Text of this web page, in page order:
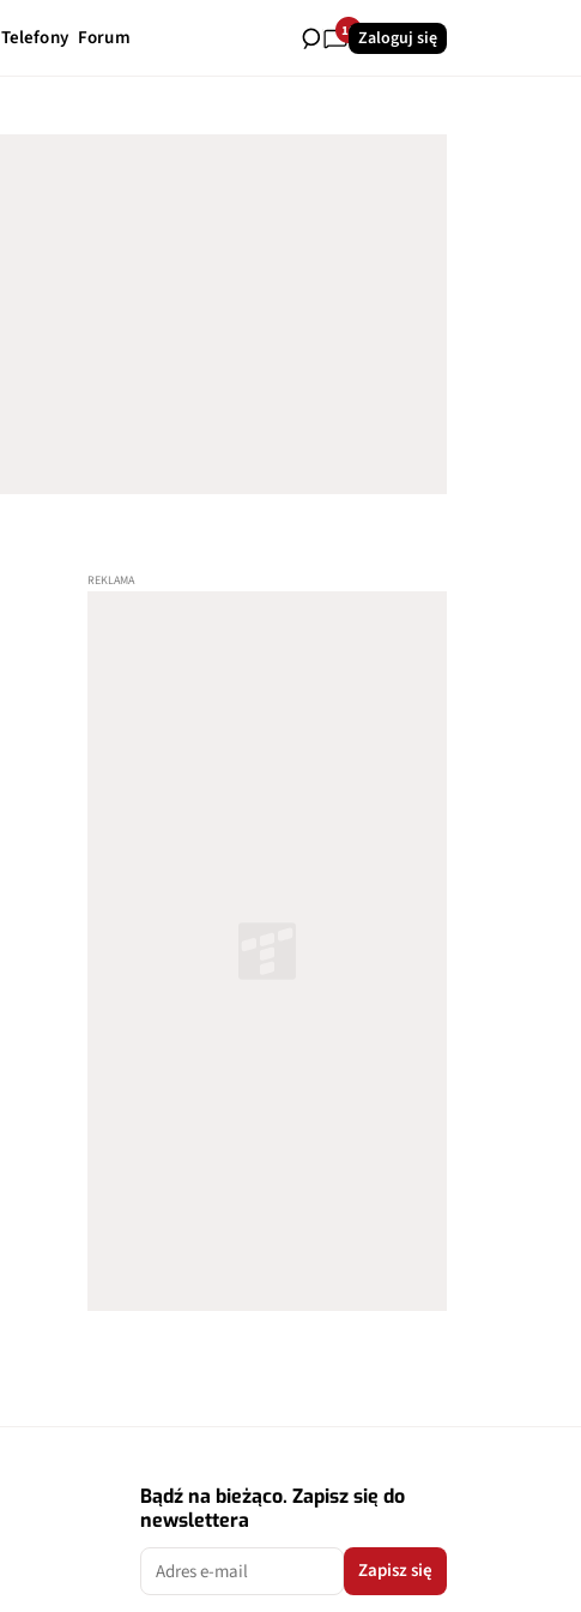
Telefony Forum 18Zaloguj się
Bądź na bieżąco. Zapisz się do
newslettera
Zapisz się